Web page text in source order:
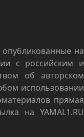
на
с российским и
об авторском
использовании
прямая
на YAMAL1.RU